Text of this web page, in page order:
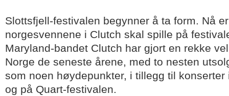
Slottsfjell-festivalen begynner å ta form. Nå
norgesvennene i Clutch skal spille på
Maryland-bandet Clutch har gjort en rekke
Norge de seneste årene, med to nesten
som noen høydepunkter, i tillegg til konserter
og på Quart-festivalen.